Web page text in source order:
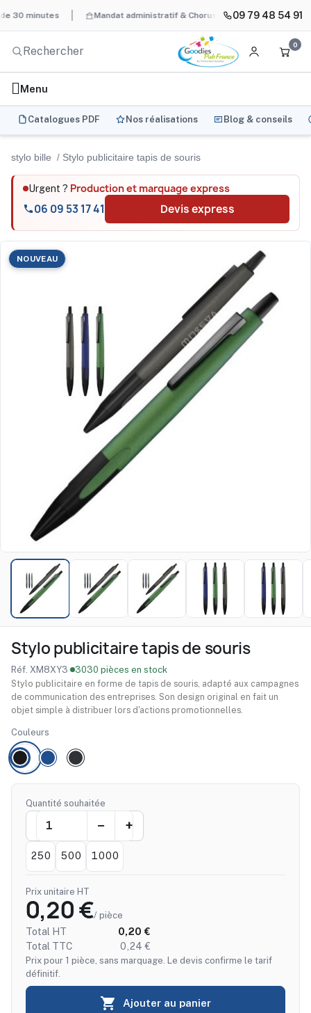
Mandat administratif & Chorus Pro BAT
09 79 48 54 91
0
Menu
Catalogues PDF Nos réalisations Blog & conseils
stylo bille Stylo publicitaire tapis de souris
Urgent ? Production et marquage express
06 09 53 17 41 Devis express
NOUVEAU
Stylo publicitaire tapis de souris
Réf. XM8XY3· 3030 pièces en stock
Stylo publicitaire en forme de tapis de souris, adapté aux campagnes
de communication des entreprises. Son design original en fait un
objet simple à distribuer lors d'actions promotionnelles.
Couleurs
Quantité souhaitée
250 500 1000
 Ajouter au panier
Prix unitaire HT
0,20 €/ pièce
Total HT
0,20 €
Total TTC
0,24 €
Prix pour 1 pièce, sans marquage. Le devis confirme le tarif
définitif.